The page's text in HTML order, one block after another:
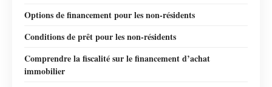
Options de financement pour les non-résidents
Conditions de prêt pour les non-résidents
Comprendre la fiscalité sur le financement d’achat
immobilier